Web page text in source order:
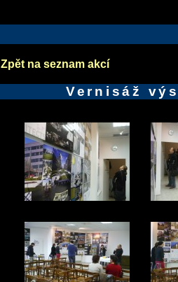
Zpět na seznam akcí
Vernisáž